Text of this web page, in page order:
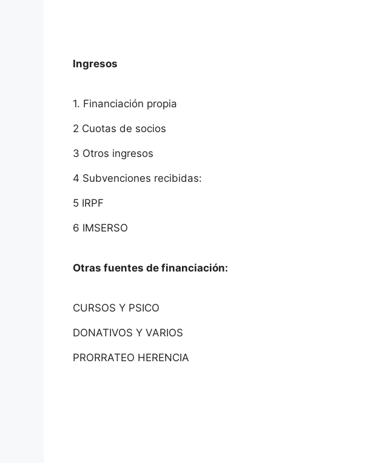
Ingresos
1. Financiación propia
2 Cuotas de socios
3 Otros ingresos
4 Subvenciones recibidas:
5 IRPF
6 IMSERSO
Otras fuentes de financiación:
CURSOS Y PSICO
DONATIVOS Y VARIOS
PRORRATEO HERENCIA